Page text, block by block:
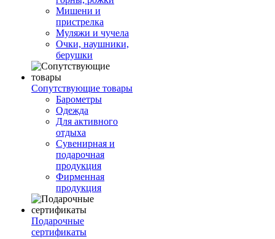
Мишени и
пристрелка
Муляжи и чучела
Очки, наушники,
берушки
Сопутствующие товары
Барометры
Одежда
Для активного
отдыха
Сувенирная и
подарочная
продукция
Фирменная
продукция
Подарочные
сертификаты